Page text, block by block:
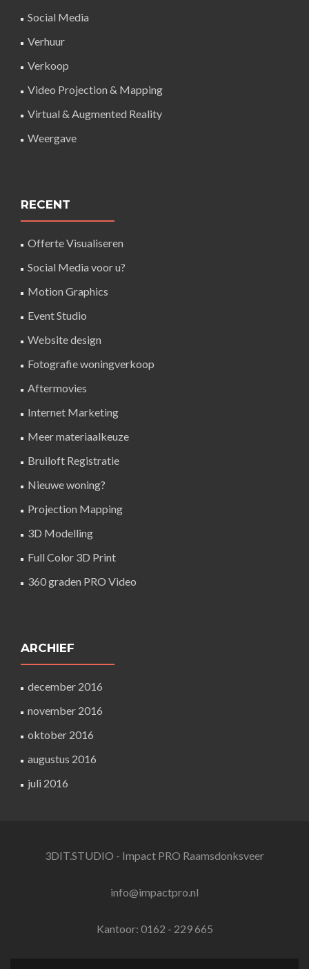
Social Media
Verhuur
Verkoop
Video Projection & Mapping
Virtual & Augmented Reality
Weergave
RECENT
Offerte Visualiseren
Social Media voor u?
Motion Graphics
Event Studio
Website design
Fotografie woningverkoop
Aftermovies
Internet Marketing
Meer materiaalkeuze
Bruiloft Registratie
Nieuwe woning?
Projection Mapping
3D Modelling
Full Color 3D Print
360 graden PRO Video
ARCHIEF
december 2016
november 2016
oktober 2016
augustus 2016
juli 2016
3DIT.STUDIO - Impact PRO Raamsdonksveer
info@impactpro.nl
Kantoor: 0162 - 229 665